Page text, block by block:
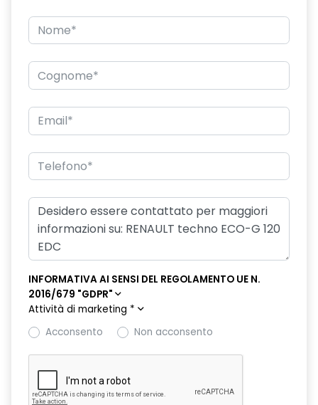
emergency lane keep assist assistenza d'emergenza al
mantenimento della corsia
fari full LED adaptative vision, con funzione fendinebbia
integrata
freno di stazionamento elettrico con funzione Auto-Hold
hands-free card per apertura/chiusura porte e avviamento
HAR02
intelligent speed assist assistenza al superamento dei limiti
di velocità
kit gonfiaggio pneumatici
Manutenzione Connessa, incluso per 8 anni
portellone posteriore manuale
INFORMATIVA AI SENSI DEL REGOLAMENTO UE N.
2016/679 "GDPR"
Attività di marketing *
Acconsento
Non acconsento